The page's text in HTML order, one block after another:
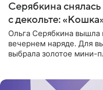
Серябкина
с декольте:
Ольга Серябкина вышла
вечернем наряде. Для
выбрала золотое мини-